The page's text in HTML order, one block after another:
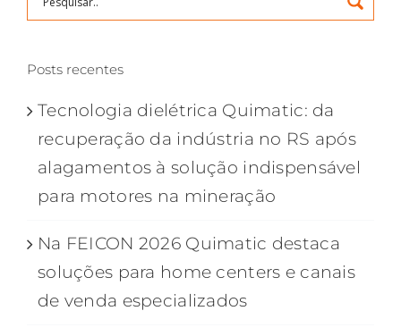
Posts recentes
Tecnologia dielétrica Quimatic: da
recuperação da indústria no RS após
alagamentos à solução indispensável
para motores na mineração
Na FEICON 2026 Quimatic destaca
soluções para home centers e canais
de venda especializados